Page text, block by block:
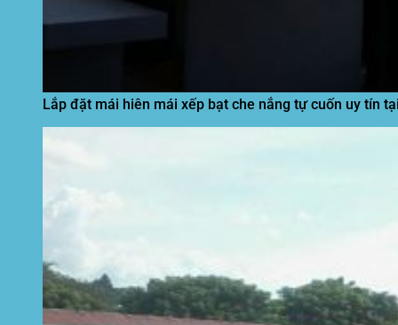
Lắp đặt mái hiên mái xếp bạt che nắng tự cuốn uy tín